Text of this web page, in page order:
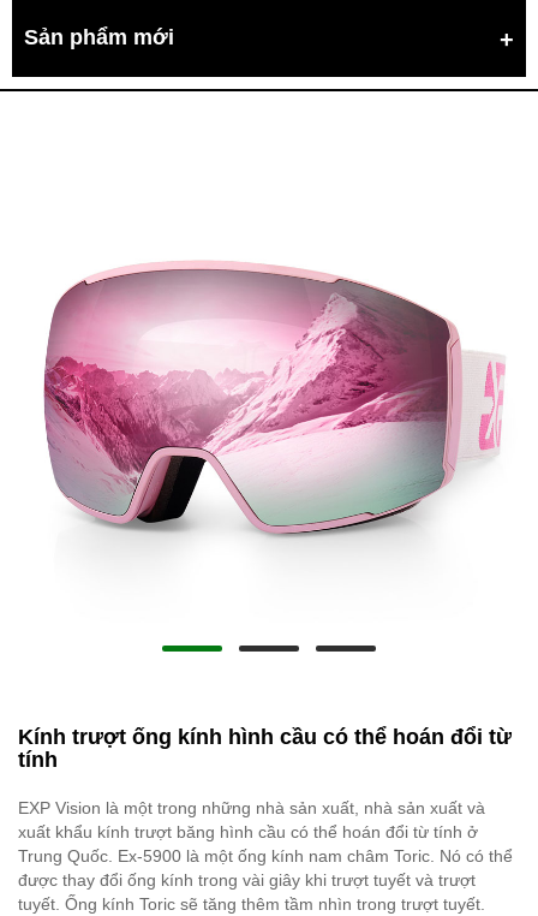
Sản phẩm mới
Kính trượt ống kính hình cầu có thể hoán đổi từ
tính
EXP Vision là một trong những nhà sản xuất, nhà sản xuất và
xuất khẩu kính trượt băng hình cầu có thể hoán đổi từ tính ở
Trung Quốc. Ex-5900 là một ống kính nam châm Toric. Nó có thể
được thay đổi ống kính trong vài giây khi trượt tuyết và trượt
tuyết. Ống kính Toric sẽ tăng thêm tầm nhìn trong trượt tuyết.